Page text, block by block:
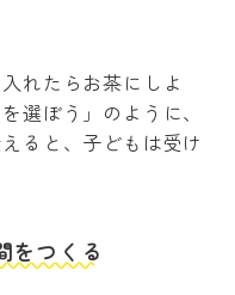
れたらお茶にしよ
選ぼう」のように、
ると、子どもは受け
をつくる